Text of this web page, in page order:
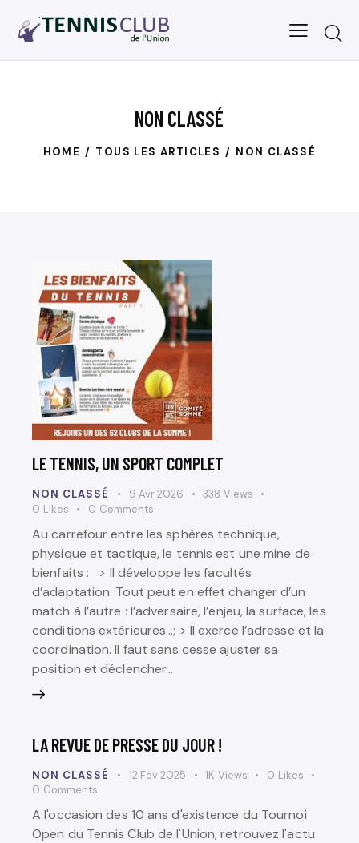
NON CLASSÉ
HOME TOUS LES ARTICLES NON CLASSÉ
LE TENNIS, UN SPORT COMPLET
NON CLASSÉ 9 Avr 2026 338 Views
0 Likes 0 Comments
Au carrefour entre les sphères technique,
physique et tactique, le tennis est une mine de
bienfaits : > Il développe les facultés
d’adaptation. Tout peut en effet changer d’un
match à l’autre : l’adversaire, l’enjeu, la surface, les
conditions extérieures…; > Il exerce l’adresse et la
coordination. Il faut sans cesse ajuster sa
position et déclencher…
LA REVUE DE PRESSE DU JOUR !
NON CLASSÉ 12 Fév 2025 1K Views 0 Likes
0 Comments
A l'occasion des 10 ans d'existence du Tournoi
Open du Tennis Club de l'Union, retrouvez l'actu